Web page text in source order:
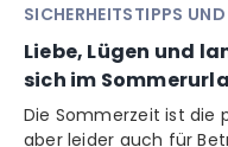
SICHERHEITSTIPPS
Liebe, Lügen und
sich im
Die Sommerzeit ist die
aber leider auch für